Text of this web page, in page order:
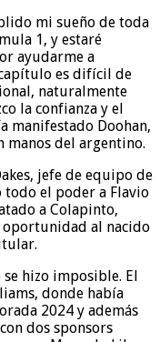
mi sueño de toda
1, y estaré
ayudarme a
es difícil de
naturalmente
la confianza y el
manifestado Doohan,
manos del argentino.
jefe de equipo de
todo el poder a Flavio
a Colapinto,
al nacido
hizo imposible. El
donde había
2024 y además
dos sponsors